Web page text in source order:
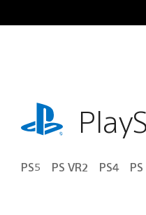
al
playstation.com
PS5 PS VR2 PS4